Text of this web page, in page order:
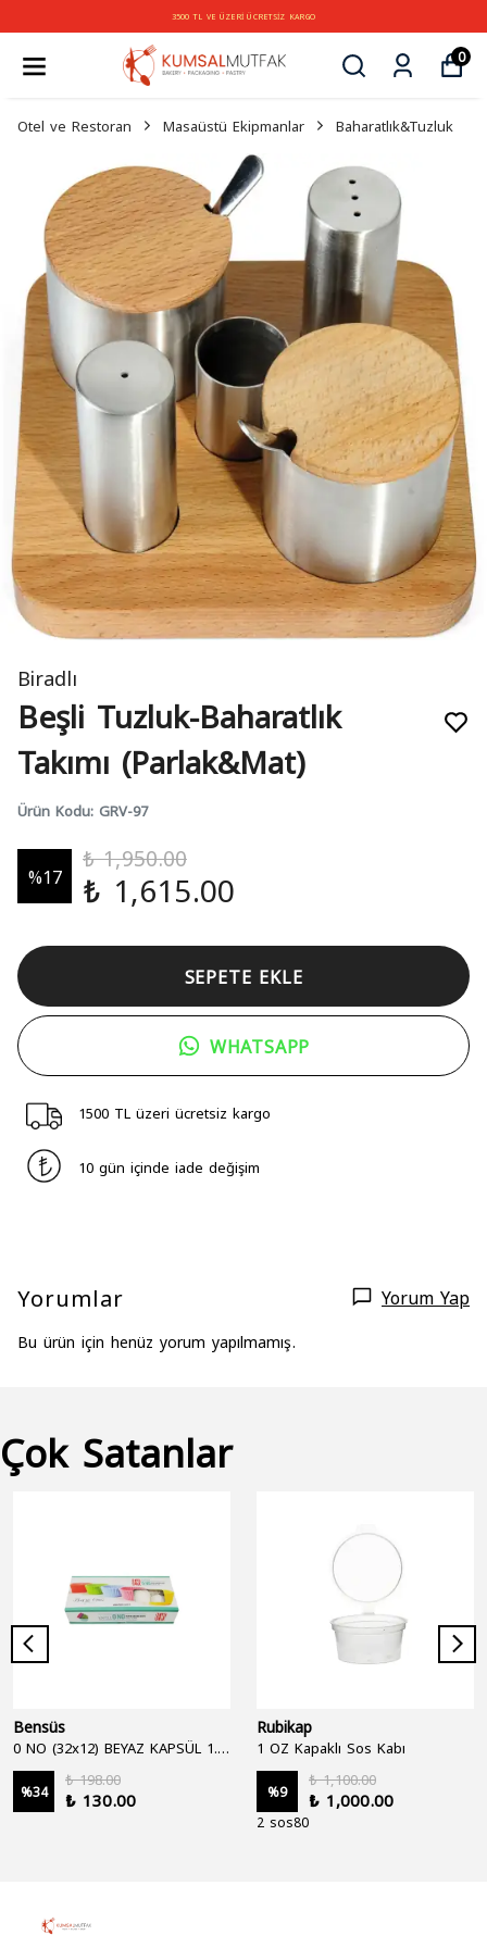
3500 TL VE ÜZERİ ÜCRETSİZ KARGO
0
Otel ve Restoran Masaüstü Ekipmanlar Baharatlık&Tuzluk
Biradlı
Beşli Tuzluk-Baharatlık
Takımı (Parlak&Mat)
Ürün Kodu: GRV-97
%17
₺ 1,950.00
₺ 1,615.00
SEPETE EKLE
WHATSAPP
1500 TL üzeri ücretsiz kargo
10 gün içinde iade değişim
Yorumlar Yorum Yap
Bu ürün için henüz yorum yapılmamış.
Çok Satanlar
Bensüs
%34
₺ 198.00
₺ 130.00
Rubikap
1 OZ Kapaklı Sos Kabı
%9
₺ 1,100.00
₺ 1,000.00
2 sos80